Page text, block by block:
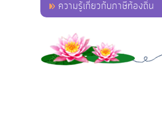
ความรู้เกี่ยวกับภาษีท้องถิ่น